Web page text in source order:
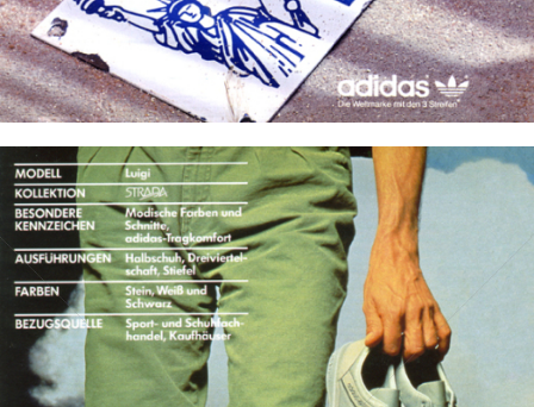
Bild-ID: 11721